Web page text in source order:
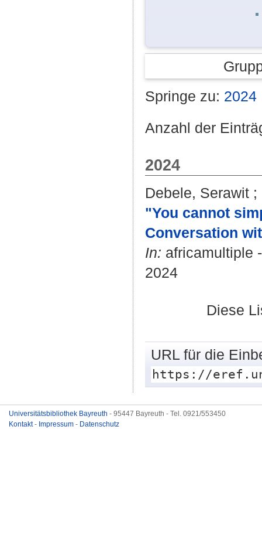
Springe zu: 2024
Anzahl der
2024
Debele, Serawit ;
"You cannot
Conversation
In: africamultiple
2024
Diese
URL für die
https://
Universitätsbibliothek Bayreuth - 95447 Bayreuth - Tel. 0921/553450
Kontakt- Impressum - Datenschutz